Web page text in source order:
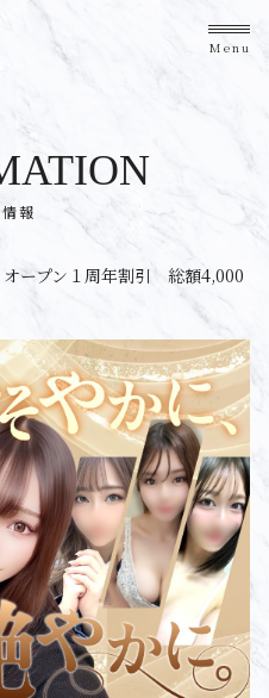
Menu
報
オープン１周年割引 総額4,000